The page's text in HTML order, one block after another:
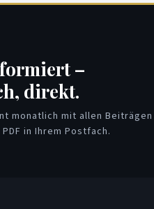
–
direkt.
monatlich mit allen
in Ihrem Postfach.